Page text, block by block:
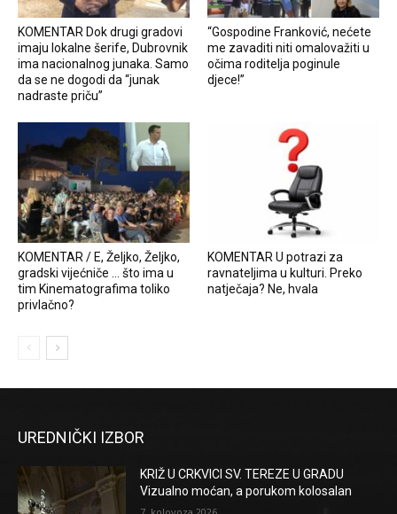
KOMENTAR Dok drugi gradovi
imaju lokalne šerife, Dubrovnik
ima nacionalnog junaka. Samo
da se ne dogodi da “junak
nadraste priču”
“Gospodine Franković, nećete
me zavaditi niti omalovažiti u
očima roditelja poginule
djece!”
KOMENTAR / E, Željko, Željko,
gradski vijećniče … što ima u
tim Kinematografima toliko
privlačno?
KOMENTAR U potrazi za
ravnateljima u kulturi. Preko
natječaja? Ne, hvala
UREDNIČKI IZBOR
KRIŽ U CRKVICI SV. TEREZE U GRADU
Vizualno moćan, a porukom kolosalan